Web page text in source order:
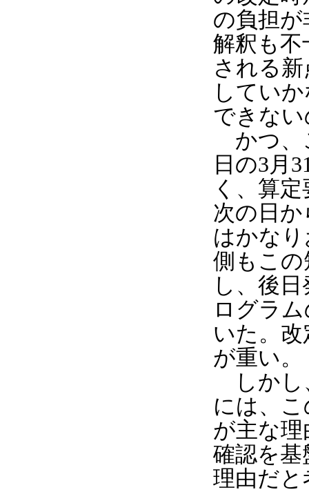
の負担
解釈も不
される
してい
できな
かつ、
日の3月
く、算
次の日
はかな
側もこ
し、後
ログラ
いた。
が重い。
しかし
には、
が主な
確認を
理由だと